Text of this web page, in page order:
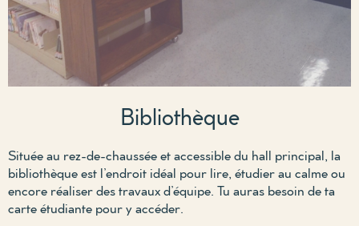
Bibliothèque
Située au rez-de-chaussée et accessible du hall principal, la
bibliothèque est l’endroit idéal pour lire, étudier au calme ou
encore réaliser des travaux d’équipe. Tu auras besoin de ta
carte étudiante pour y accéder.